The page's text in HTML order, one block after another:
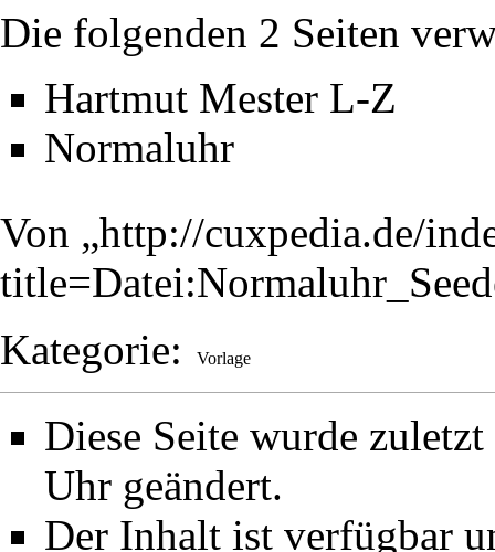
Die folgenden 2 Seiten
Hartmut Mester L-Z
Normaluhr
Von „http://cuxpedia.de/
Kategorie: Vorlage
Diese Seite wurde
Uhr geändert.
Der Inhalt ist verfügbar